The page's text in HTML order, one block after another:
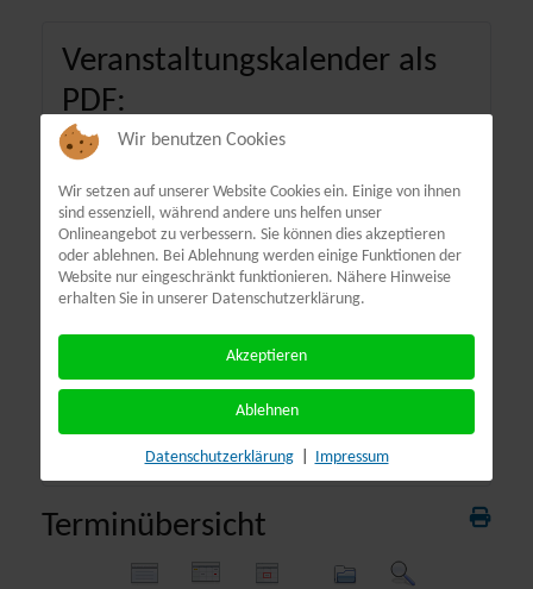
Veranstaltungskalender als
PDF:
Terminübersicht
Wir benutzen Cookies
Wir setzen auf unserer Website Cookies ein. Einige von ihnen
sind essenziell, während andere uns helfen unser
Onlineangebot zu verbessern. Sie können dies akzeptieren
oder ablehnen. Bei Ablehnung werden einige Funktionen der
Website nur eingeschränkt funktionieren. Nähere Hinweise
erhalten Sie in unserer Datenschutzerklärung.
Akzeptieren
Ablehnen
Datenschutzerklärung Impressum